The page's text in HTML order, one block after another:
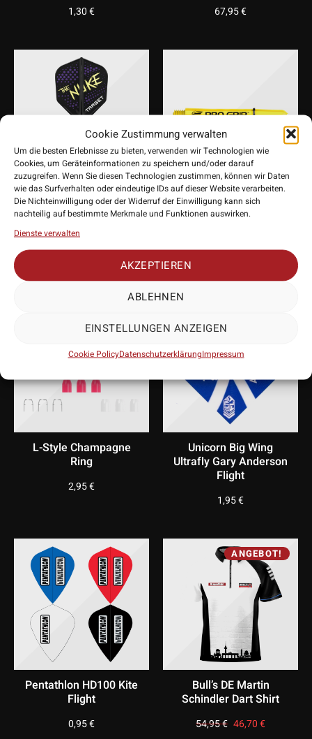
Cookie Zustimmung verwalten
Um die besten Erlebnisse zu bieten, verwenden wir Technologien wie
Cookies, um Geräteinformationen zu speichern und/oder darauf
zuzugreifen. Wenn Sie diesen Technologien zustimmen, können wir Daten
wie das Surfverhalten oder eindeutige IDs auf dieser Website verarbeiten.
Die Nichteinwilligung oder der Widerruf der Einwilligung kann sich
nachteilig auf bestimmte Merkmale und Funktionen auswirken.
Dienste verwalten
AKZEPTIEREN
ABLEHNEN
EINSTELLUNGEN ANZEIGEN
Cookie PolicyDatenschutzerklärungImpressum
1,30€ 67,95€
Target K-Flex Luke
Littler Small Standard
No.6 Flight Shaft
System
Target Pro Grip Shafts
(9 Stück) – Gelb
L-Style Champagne
Ring
2,95€
Unicorn Big Wing
Ultrafly Gary Anderson
Flight
1,95€
Pentathlon HD100 Kite
Flight
0,95€
ANGEBOT!
Bull’s DE Martin
Schindler Dart Shirt
54,95€ Ursprünglicher
Preis
46,70€Aktueller
Preis